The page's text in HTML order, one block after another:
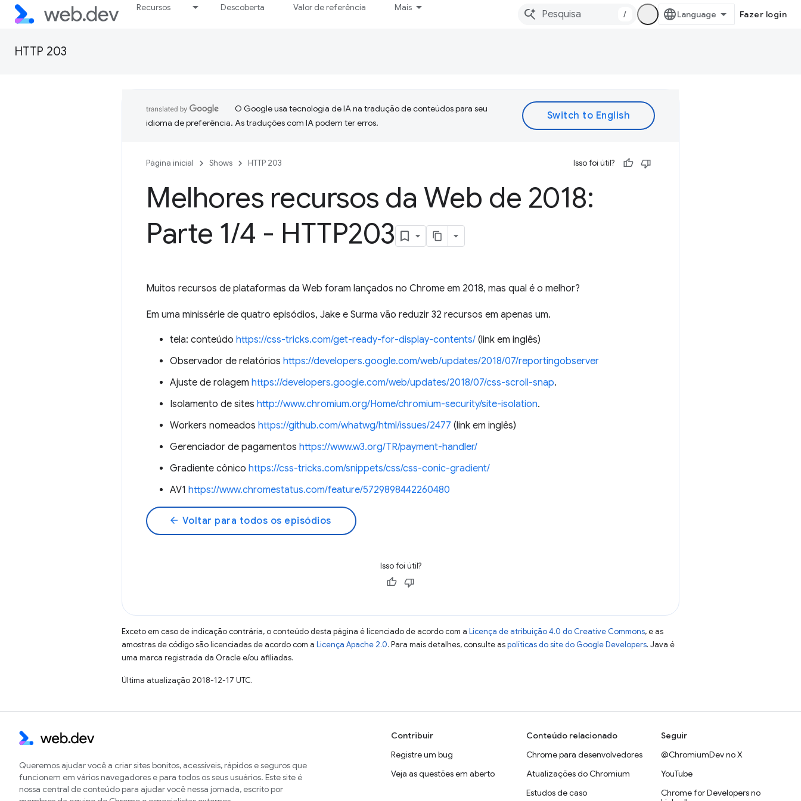
Recursos Descoberta Valor de referência Mais
/ Fazer login
HTTP 203
O Google usa tecnologia de IA na tradução de conteúdos para seu
idioma de preferência. As traduções com IA podem ter erros.
Página inicial Shows HTTP 203 Isso foi útil?
Melhores recursos da Web de 2018:
Parte 1/4 - HTTP203
Muitos recursos de plataformas da Web foram lançados no Chrome em 2018, mas qual é o melhor?
Em uma minissérie de quatro episódios, Jake e Surma vão reduzir 32 recursos em apenas um.
tela: conteúdo https://css-tricks.com/get-ready-for-display-contents/ (link em inglês)
Observador de relatórios https://developers.google.com/web/updates/2018/07/reportingobserver
Ajuste de rolagem https://developers.google.com/web/updates/2018/07/css-scroll-snap.
Isolamento de sites http://www.chromium.org/Home/chromium-security/site-isolation.
Workers nomeados https://github.com/whatwg/html/issues/2477 (link em inglês)
Gerenciador de pagamentos https://www.w3.org/TR/payment-handler/
Gradiente cônico https://css-tricks.com/snippets/css/css-conic-gradient/
AV1 https://www.chromestatus.com/feature/5729898442260480
arrow_back Voltar para todos os episódios
Isso foi útil?
Exceto em caso de indicação contrária, o conteúdo desta página é licenciado de acordo com a Licença de atribuição 4.0 do Creative Commons, e as
amostras de código são licenciadas de acordo com a Licença Apache 2.0. Para mais detalhes, consulte aspolíticas do site do Google Developers. Java é
uma marca registrada da Oracle e/ou afiliadas.
Última atualização 2018-12-17 UTC.
Queremos ajudar você a criar sites bonitos, acessíveis, rápidos e seguros que
funcionem em vários navegadores e para todos os seus usuários. Este site é
nossa central de conteúdo para ajudar você nessa jornada, escrito por
Contribuir
Registre um bug
Veja as questões em aberto
Conteúdo relacionado
Chrome para desenvolvedores
Atualizações do Chromium
Estudos de caso
Seguir
@ChromiumDev no X
YouTube
Chrome for Developers no